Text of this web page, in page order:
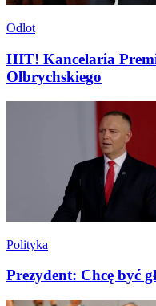
Odlot
HIT! Kancelaria
Olbrychskiego
Polityka
Prezydent: Chcę być